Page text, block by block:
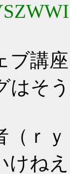
ブ講
はそ
ｒｙ
けね